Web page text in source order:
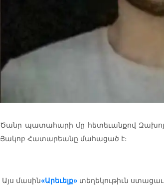
Ծանր պատահարի մը հետեւանքով
Յակոբ Հատարեանը մահացած է։
Այս մասին«Արեւելք» տեղեկութիւն ստացաւ